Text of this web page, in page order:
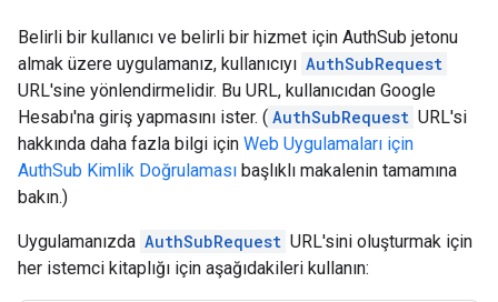
Belirli bir kullanıcı ve belirli bir hizmet için AuthSub jetonu
almak üzere uygulamanız, kullanıcıyı AuthSubRequest
URL'sine yönlendirmelidir. Bu URL, kullanıcıdan Google
Hesabı'na giriş yapmasını ister. ( AuthSubRequest URL'si
hakkında daha fazla bilgi için Web Uygulamaları için
AuthSub Kimlik Doğrulaması başlıklı makalenin tamamına
bakın.)
Uygulamanızda AuthSubRequest URL'sini oluşturmak için
her istemci kitaplığı için aşağıdakileri kullanın: